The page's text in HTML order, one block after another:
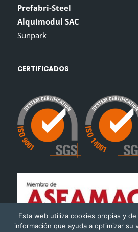
Prefabri-Steel
Alquimodul SAC
Sunpark
CERTIFICADOS
Esta web utiliza cookies propias y
información que ayuda a optimizar su